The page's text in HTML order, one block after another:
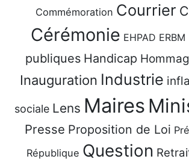
Commémoration Courrier
Cérémonie EHPAD ERBM
publiques Handicap
Inauguration Industrie
sociale Lens Maires
Presse Proposition de Loi
République Question